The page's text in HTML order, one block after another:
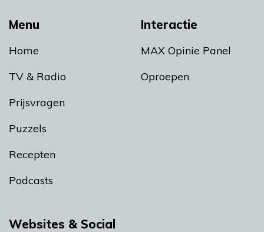
Menu
Home
TV & Radio
Prijsvragen
Puzzels
Recepten
Podcasts
Interactie
MAX Opinie Panel
Oproepen
Websites & Social